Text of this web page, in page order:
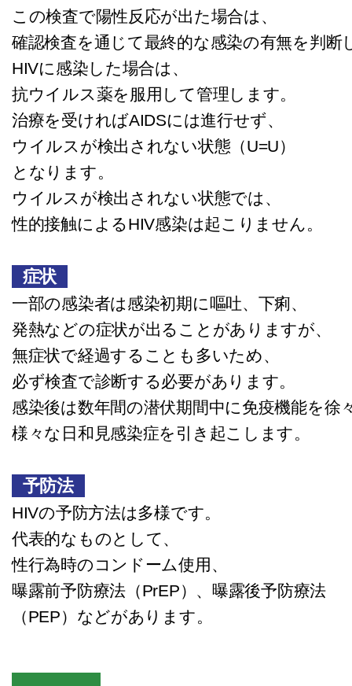
この検査で陽性反応が出た場合は、
確認検査を通じて最終的な感染の有無を判断
HIVに感染した場合は、
抗ウイルス薬を服用して管理します。
治療を受ければAIDSには進行せず、
ウイルスが検出されない状態（U=U）
となります。
ウイルスが検出されない状態では、
性的接触によるHIV感染は起こりません。
症状
一部の感染者は感染初期に嘔吐、下痢、
発熱などの症状が出ることがありますが、
無症状で経過することも多いため、
必ず検査で診断する必要があります。
感染後は数年間の潜伏期間中に免疫機能を徐
様々な日和見感染症を引き起こします。
予防法
HIVの予防方法は多様です。
代表的なものとして、
性行為時のコンドーム使用、
曝露前予防療法（PrEP）、曝露後予防療法
（PEP）などがあります。